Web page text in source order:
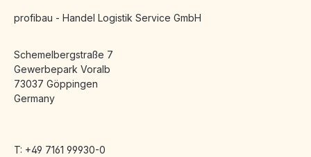
profibau - Handel Logistik Service GmbH
Schemelbergstraße 7
Gewerbepark Voralb
73037 Göppingen
Germany
T: +49 7161 99930-0